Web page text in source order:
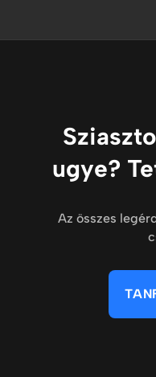
ugye?
Az összes